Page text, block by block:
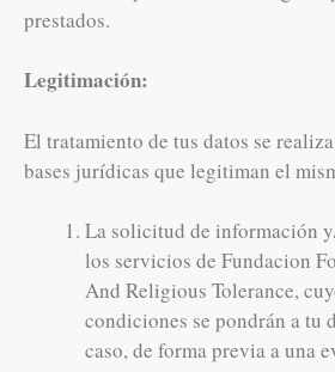
prestados.
Legitimación:
El tratamiento de tus datos se
bases jurídicas que legitiman el
La solicitud de información
los servicios de Fundacion
And Religious Tolerance,
condiciones se pondrán a tu
caso, de forma previa a una